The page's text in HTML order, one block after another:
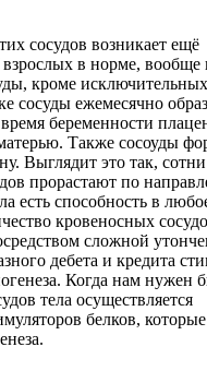
сосудов возникает ещё
в норме, вообще
кроме исключительных
сосуды ежемесячно
беременности
Также сосоуды
Выглядит это так, сотни
прорастают по
есть способность в
кровеносных
сложной
дебета и кредита
Когда нам нужен
тела осуществляется
белков,